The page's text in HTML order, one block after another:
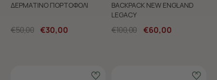
ΔΕΡΜΑΤΙΝΟ ΠΟΡΤΟΦΟΛΙ
€50,00 €30,00
BACKPACK NEW ENGLAND
LEGACY
€100,00 €60,00